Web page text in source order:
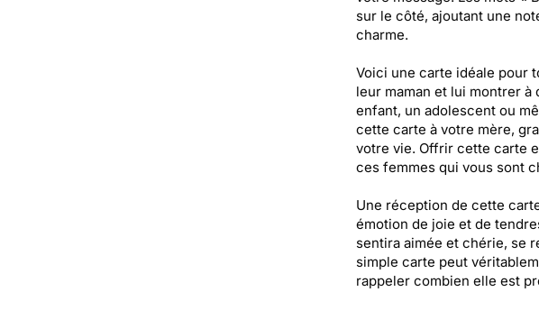
sur le côté, ajoutant une
charme.
Voici une carte idéale pour
leur maman et lui montrer
enfant, un adolescent ou
cette carte à votre mère,
votre vie. Offrir cette carte
ces femmes qui vous sont
Une réception de cette
émotion de joie et de
sentira aimée et chérie, se
simple carte peut
rappeler combien elle est